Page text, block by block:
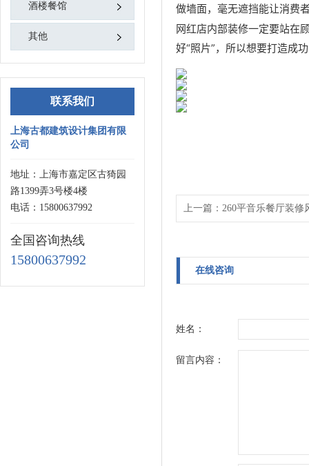
酒楼餐馆
其他
联系我们
上海古都建筑设计集团有限
公司
地址：上海市嘉定区古猗园
路1399弄3号楼4楼
电话：15800637992
全国咨询热线
15800637992
做墙面，毫无遮挡能让消费
网红店内部装修一定要站在
好“照片”，所以想要打造成
上一篇： 260平音乐餐厅装修
在线咨询
姓名：
留言内容：